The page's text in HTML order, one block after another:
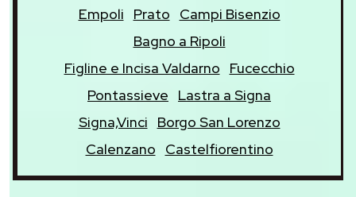
Empoli
Prato
Campi Bisenzio
Bagno a Ripoli
Figline e Incisa Valdarno
Fucecchio
Pontassieve
Lastra a Signa
Signa,Vinci
Borgo San Lorenzo
Calenzano
Castelfiorentino